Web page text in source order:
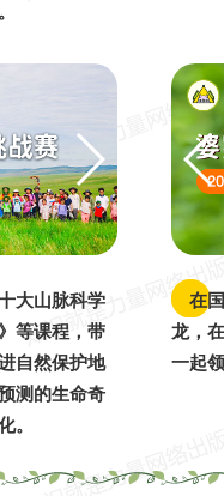
大山脉科学
等课程，带
自然保护地
测的生命奇
。
在
龙，
一起